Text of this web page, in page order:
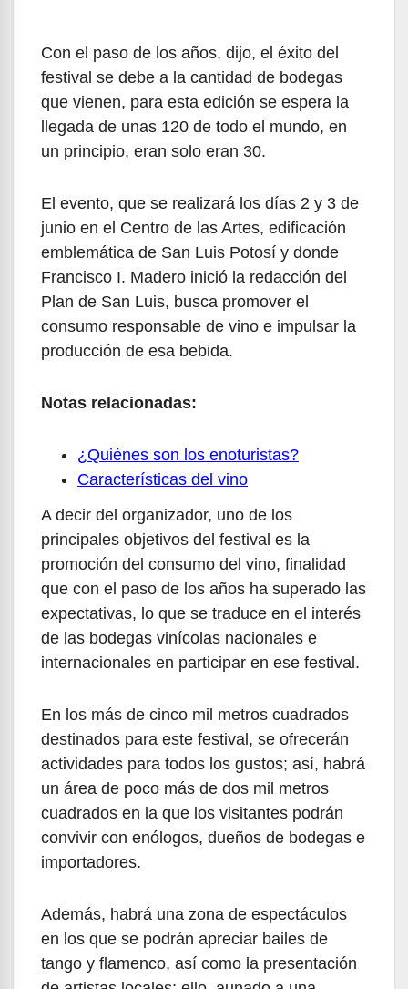
Con el paso de los años, dijo, el éxito del
festival se debe a la cantidad de bodegas
que vienen, para esta edición se espera la
llegada de unas 120 de todo el mundo, en
un principio, eran solo eran 30.
El evento, que se realizará los días 2 y 3 de
junio en el Centro de las Artes, edificación
emblemática de San Luis Potosí y donde
Francisco I. Madero inició la redacción del
Plan de San Luis, busca promover el
consumo responsable de vino e impulsar la
producción de esa bebida.
Notas relacionadas:
¿Quiénes son los enoturistas?
Características del vino
A decir del organizador, uno de los
principales objetivos del festival es la
promoción del consumo del vino, finalidad
que con el paso de los años ha superado las
expectativas, lo que se traduce en el interés
de las bodegas vinícolas nacionales e
internacionales en participar en ese festival.
En los más de cinco mil metros cuadrados
destinados para este festival, se ofrecerán
actividades para todos los gustos; así, habrá
un área de poco más de dos mil metros
cuadrados en la que los visitantes podrán
convivir con enólogos, dueños de bodegas e
importadores.
Además, habrá una zona de espectáculos
en los que se podrán apreciar bailes de
tango y flamenco, así como la presentación